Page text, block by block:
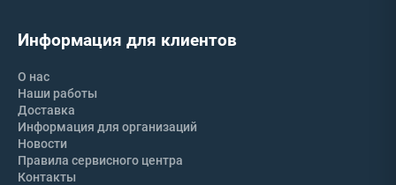
Информация для клиентов
О нас
Наши работы
Доставка
Информация для организаций
Новости
Правила сервисного центра
Контакты